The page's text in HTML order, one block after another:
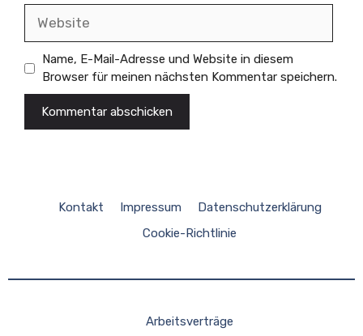
Name, E-Mail-Adresse und Website in diesem
Browser für meinen nächsten Kommentar speichern.
Kontakt Impressum
Datenschutzerklärung
Cookie-Richtlinie
Arbeitsverträge